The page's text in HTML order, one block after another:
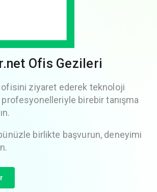
Ofis Gezileri
ziyaret ederek teknoloji
profesyonelleriyle birebir tanışma
birlikte başvurun, deneyimi